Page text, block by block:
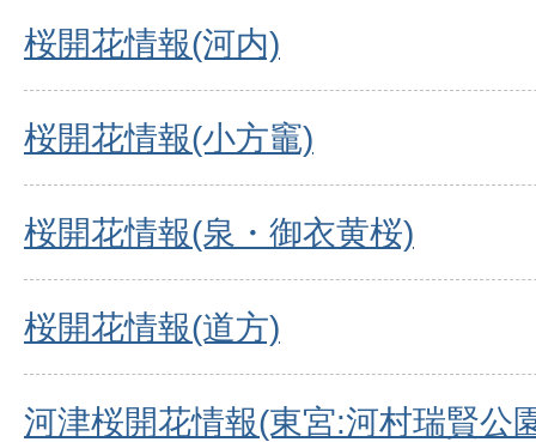
桜開花情報(河内)
桜開花情報(小方竈)
桜開花情報(泉・御衣黄桜)
桜開花情報(道方)
河津桜開花情報(東宮:河村瑞賢公